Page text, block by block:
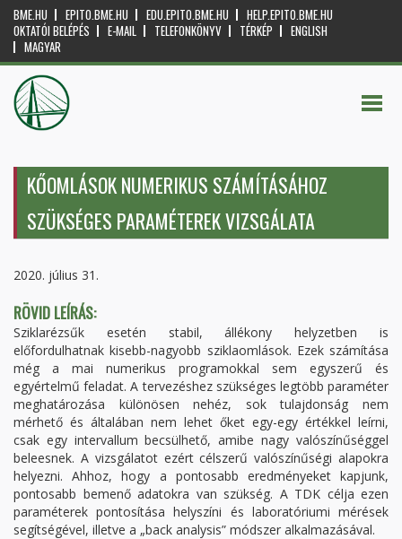
BME.HU EPITO.BME.HU EDU.EPITO.BME.HU
HELP.EPITO.BME.HU
OKTATÓI BELÉPÉS
E-MAIL TELEFONKÖNYV TÉRKÉP
ENGLISH
MAGYAR
KŐOMLÁSOK NUMERIKUS SZÁMÍTÁSÁHOZ
SZÜKSÉGES PARAMÉTEREK VIZSGÁLATA
2020. július 31.
RÖVID LEÍRÁS:
Sziklarézsűk esetén stabil, állékony helyzetben is
előfordulhatnak kisebb-nagyobb sziklaomlások. Ezek számítása
még a mai numerikus programokkal sem egyszerű és
egyértelmű feladat. A tervezéshez szükséges legtöbb paraméter
meghatározása különösen nehéz, sok tulajdonság nem
mérhető és általában nem lehet őket egy-egy értékkel leírni,
csak egy intervallum becsülhető, amibe nagy valószínűséggel
beleesnek. A vizsgálatot ezért célszerű valószínűségi alapokra
helyezni. Ahhoz, hogy a pontosabb eredményeket kapjunk,
pontosabb bemenő adatokra van szükség. A TDK célja ezen
paraméterek pontosítása helyszíni és laboratóriumi mérések
segítségével, illetve a „back analysis” módszer alkalmazásával.